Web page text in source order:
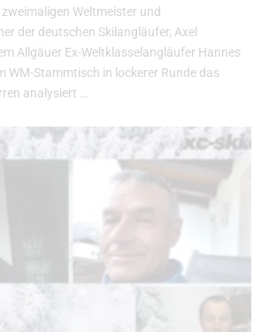
Weltmeister und
der deutschen Skilangläufer, Axel
Allgäuer Ex-Weltklasselangläufer Hannes
WM-Stammtisch in lockerer Runde das
analysiert …